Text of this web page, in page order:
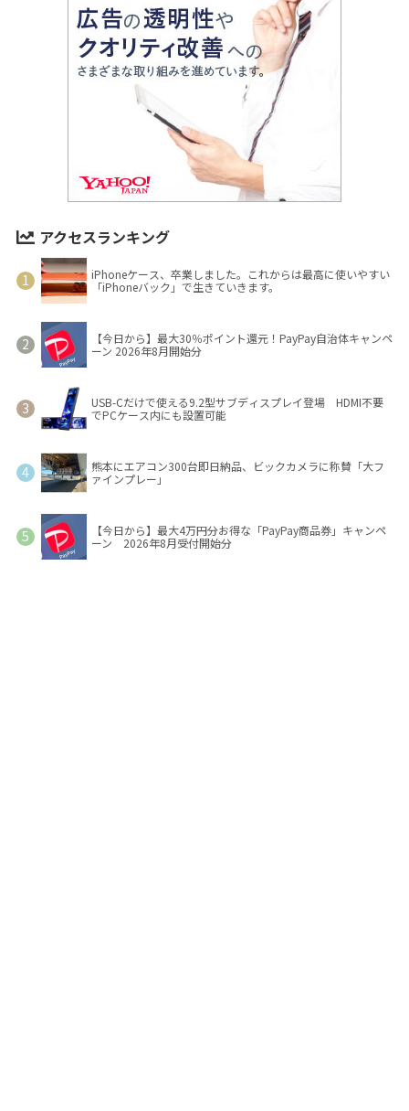
アクセスランキング
iPhoneケース、卒業しました。これからは最高に使いやすい
「iPhoneバック」で生きていきます。
【今日から】最大30％ポイント還元！PayPay自治体キャンペ
ーン 2026年8月開始分
USB-Cだけで使える9.2型サブディスプレイ登場 HDMI不要
でPCケース内にも設置可能
熊本にエアコン300台即日納品、ビックカメラに称賛「大フ
ァインプレー」
【今日から】最大4万円分お得な「PayPay商品券」キャンペ
ーン 2026年8月受付開始分